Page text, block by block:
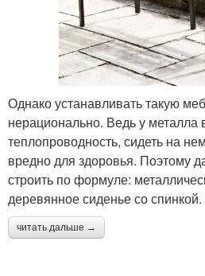
Однако устанавливать такую
нерационально. Ведь у металла
теплопроводность, сидеть на
вредно для здоровья. Поэтому
строить по формуле:
деревянное сиденье со спинкой.
читать дальше →